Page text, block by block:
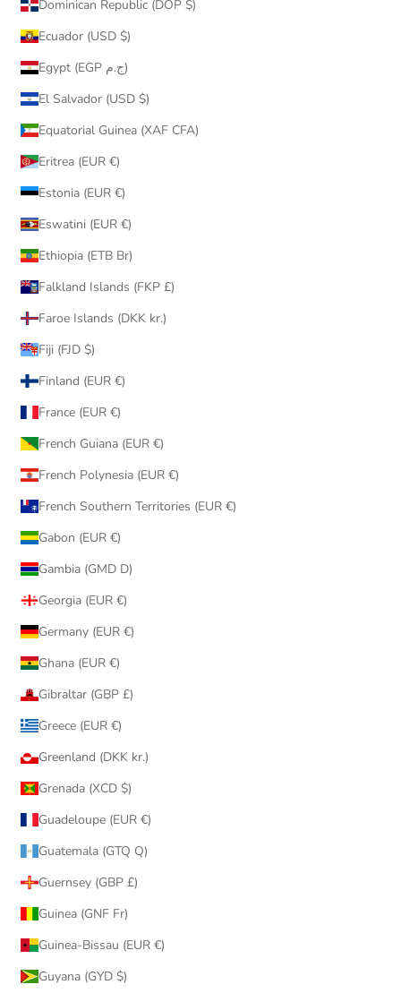
Dominican Republic (DOP $)
Ecuador (USD $)
Egypt (EGP ج.م)
El Salvador (USD $)
Equatorial Guinea (XAF CFA)
Eritrea (EUR €)
Estonia (EUR €)
Eswatini (EUR €)
Ethiopia (ETB Br)
Falkland Islands (FKP £)
Faroe Islands (DKK kr.)
Fiji (FJD $)
Finland (EUR €)
France (EUR €)
French Guiana (EUR €)
French Polynesia (EUR €)
French Southern Territories (EUR €)
Gabon (EUR €)
Gambia (GMD D)
Georgia (EUR €)
Germany (EUR €)
Ghana (EUR €)
Gibraltar (GBP £)
Greece (EUR €)
Greenland (DKK kr.)
Grenada (XCD $)
Guadeloupe (EUR €)
Guatemala (GTQ Q)
Guernsey (GBP £)
Guinea (GNF Fr)
Guinea-Bissau (EUR €)
Guyana (GYD $)